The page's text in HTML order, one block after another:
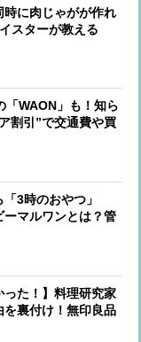
時に肉じゃがが作れ
スターが教える
「WAON」も！知ら
割引”で交通費や買
3時のおやつ」
ーマルワンとは？管
った！】料理研究家
を裏付け！無印良品
スプーン』の実力